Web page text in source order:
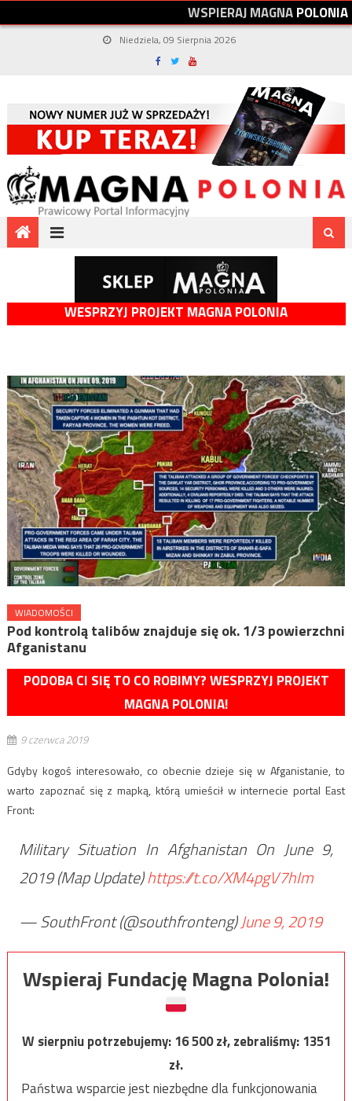
WSPIERAJMAGNAPOLONIA
Niedziela, 09 Sierpnia 2026
WESPRZYJ PROJEKT MAGNA POLONIA
WIADOMOŚCI
Pod kontrolą talibów znajduje się ok. 1/3 powierzchni
Afganistanu
PODOBA CI SIĘ TO CO ROBIMY? WESPRZYJ PROJEKT
MAGNA POLONIA!
9 czerwca 2019
Gdyby kogoś interesowało, co obecnie dzieje się w Afganistanie, to
warto zapoznać się z mapką, którą umieścił w internecie portal East
Front:
Military Situation In Afghanistan On June 9,
2019 (Map Update)https://t.co/XM4pgV7hIm
— SouthFront (@southfronteng)June 9, 2019
Wspieraj Fundację Magna Polonia!
W sierpniu potrzebujemy:16 500zł, zebraliśmy:1351
zł.
Państwa wsparcie jest niezbędne dla funkcjonowania